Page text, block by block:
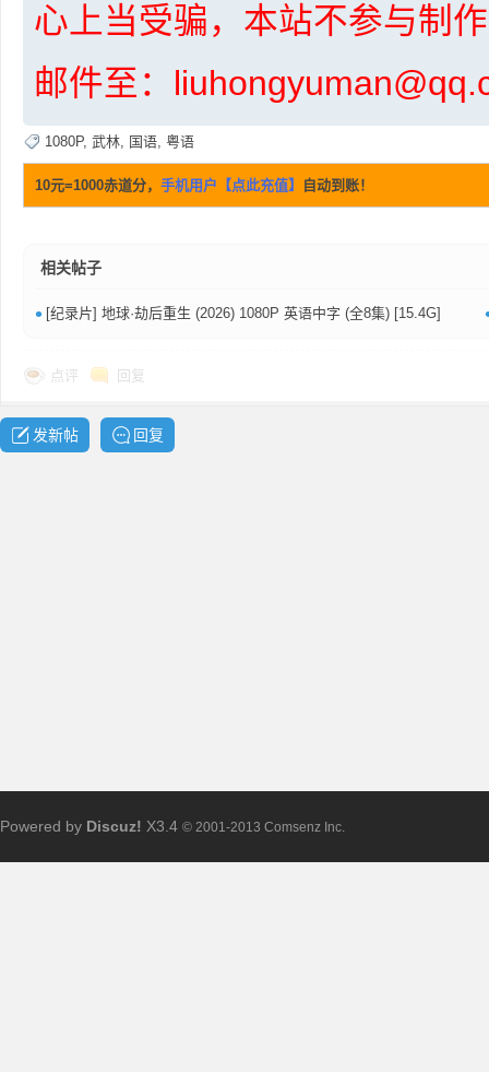
通
心上当受骗，本站不参与制
邮件至：
1080P, 武林, 国语, 粤语
10元=1000赤道分， 手机用户【点此充值】 自动到账！
相关帖子
• [纪录片] 地球·劫后重生 (2026) 1080P 英语中字 (全8集) [15.4G]
点评 回复
发新帖 回复
Powered by Discuz! X3.4 © 2001-2013 Comsenz Inc.